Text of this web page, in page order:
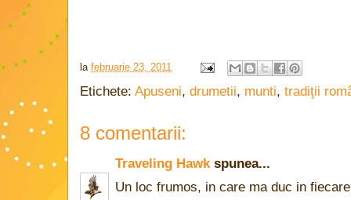
la februarie 23, 2011
Etichete: Apuseni, drumetii, munti, tradiţii
8 comentarii:
Traveling Hawkspunea...
Un loc frumos, in care ma duc in